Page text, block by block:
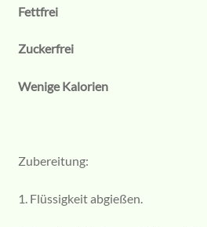
Fettfrei
Zuckerfrei
Wenige Kalorien
Zubereitung:
1. Flüssigkeit abgießen.